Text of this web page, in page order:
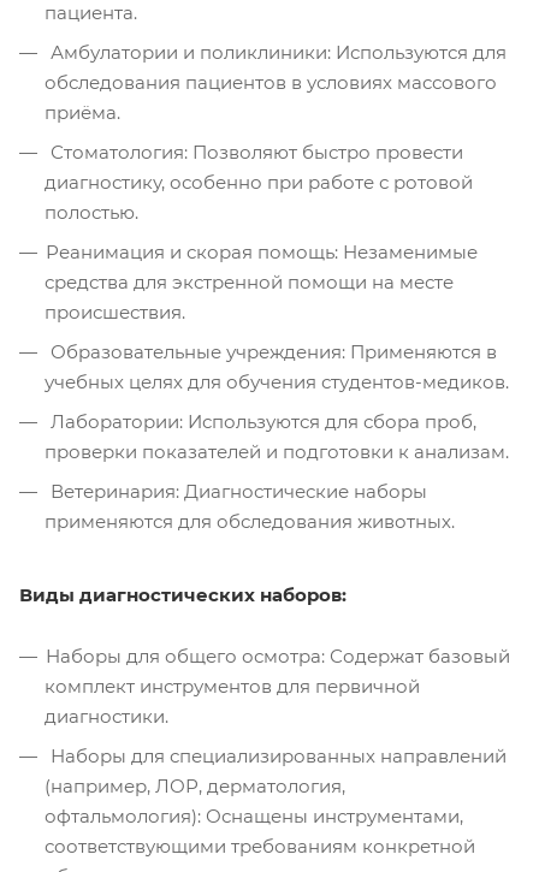
пациента.
Амбулатории и поликлиники: Используются для
обследования пациентов в условиях массового
приёма.
Стоматология: Позволяют быстро провести
диагностику, особенно при работе с ротовой
полостью.
Реанимация и скорая помощь: Незаменимые
средства для экстренной помощи на месте
происшествия.
Образовательные учреждения: Применяются в
учебных целях для обучения студентов-медиков.
Лаборатории: Используются для сбора проб,
проверки показателей и подготовки к анализам.
Ветеринария: Диагностические наборы
применяются для обследования животных.
Виды диагностических наборов:
Наборы для общего осмотра: Содержат базовый
комплект инструментов для первичной
диагностики.
Наборы для специализированных направлений
(например, ЛОР, дерматология,
офтальмология): Оснащены инструментами,
соответствующими требованиям конкретной